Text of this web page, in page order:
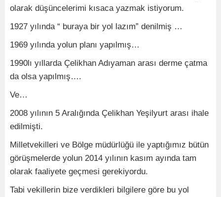
olarak düşüncelerimi kısaca yazmak istiyorum.
1927 yılında “ buraya bir yol lazım” denilmiş …
1969 yılında yolun planı yapılmış…
1990lı yıllarda Çelikhan Adıyaman arası derme çatma
da olsa yapılmış….
Ve…
2008 yılının 5 Aralığında Çelikhan Yeşilyurt arası ihale
edilmişti.
Milletvekilleri ve Bölge müdürlüğü ile yaptığımız bütün
görüşmelerde yolun 2014 yılının kasım ayında tam
olarak faaliyete geçmesi gerekiyordu.
Tabi vekillerin bize verdikleri bilgilere göre bu yol